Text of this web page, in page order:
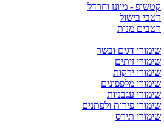
קטשופ - מיונז וחרדל
רטבי בישול
רטבים מנות
שימורי דגים ובשר
שימורי זיתים
שימורי ירקות
שימורי מלפפונים
שימורי עגבניות
שימורי פירות ולפתנים
שימורי תירס